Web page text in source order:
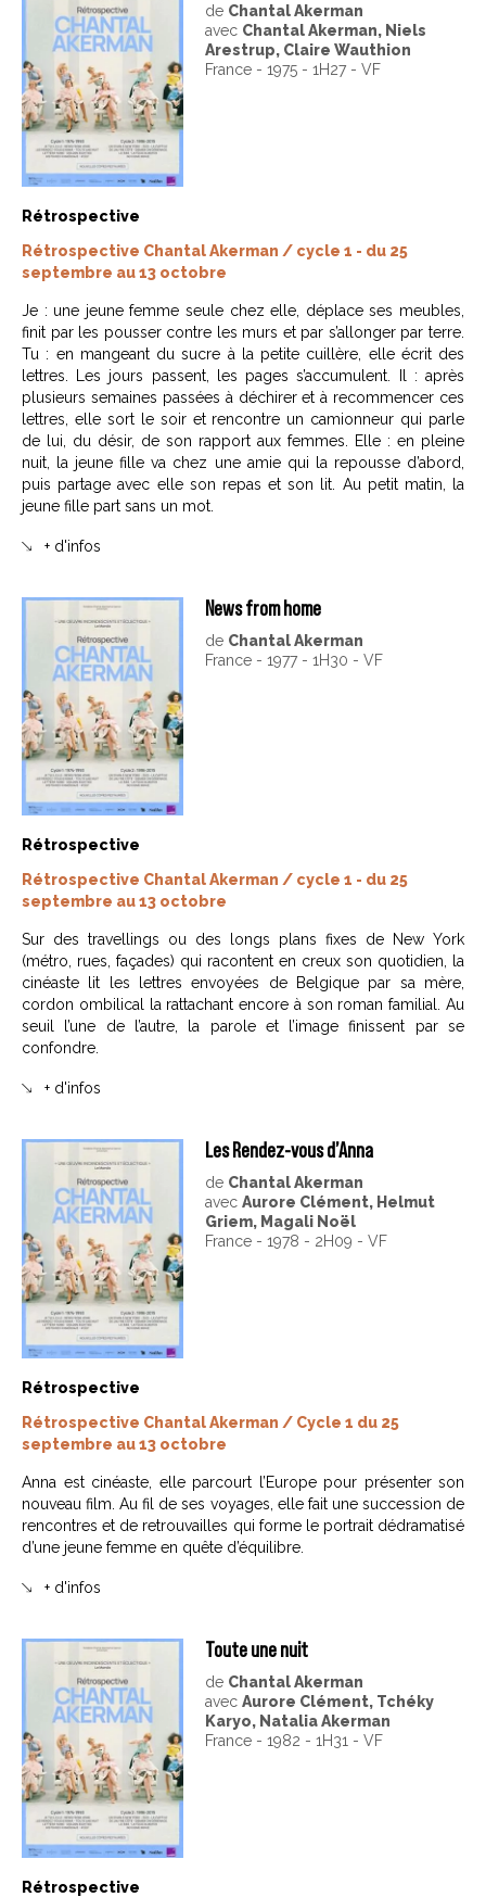
de Chantal Akerman
avec Chantal Akerman, Niels
Arestrup, Claire Wauthion
France - 1975 - 1H27 - VF
Rétrospective
Rétrospective Chantal Akerman / cycle 1 - du 25
septembre au 13 octobre
Je : une jeune femme seule chez elle, déplace ses meubles,
finit par les pousser contre les murs et par s’allonger par terre.
Tu : en mangeant du sucre à la petite cuillère, elle écrit des
lettres. Les jours passent, les pages s’accumulent. Il : après
plusieurs semaines passées à déchirer et à recommencer ces
lettres, elle sort le soir et rencontre un camionneur qui parle
de lui, du désir, de son rapport aux femmes. Elle : en pleine
nuit, la jeune fille va chez une amie qui la repousse d’abord,
puis partage avec elle son repas et son lit. Au petit matin, la
jeune fille part sans un mot.
+ d'infos
News from home
de Chantal Akerman
France - 1977 - 1H30 - VF
Rétrospective
Rétrospective Chantal Akerman / cycle 1 - du 25
septembre au 13 octobre
Sur des travellings ou des longs plans fixes de New York
(métro, rues, façades) qui racontent en creux son quotidien, la
cinéaste lit les lettres envoyées de Belgique par sa mère,
cordon ombilical la rattachant encore à son roman familial. Au
seuil l’une de l’autre, la parole et l’image finissent par se
confondre.
+ d'infos
Les Rendez-vous d’Anna
de Chantal Akerman
avec Aurore Clément, Helmut
Griem, Magali Noël
France - 1978 - 2H09 - VF
Rétrospective
Rétrospective Chantal Akerman / Cycle 1 du 25
septembre au 13 octobre
Anna est cinéaste, elle parcourt l’Europe pour présenter son
nouveau film. Au fil de ses voyages, elle fait une succession de
rencontres et de retrouvailles qui forme le portrait dédramatisé
d’une jeune femme en quête d’équilibre.
+ d'infos
Toute une nuit
de Chantal Akerman
avec Aurore Clément, Tchéky
Karyo, Natalia Akerman
France - 1982 - 1H31 - VF
Rétrospective